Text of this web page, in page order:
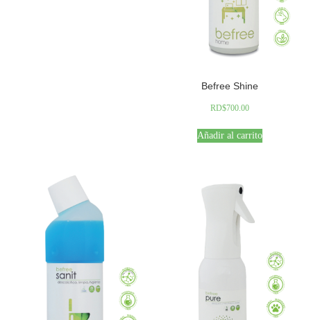
Befree Shine
RD$700.00
Añadir al carrito